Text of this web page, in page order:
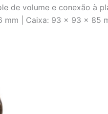
de volume e conexão à
mm | Caixa: 93 x 93 x 85